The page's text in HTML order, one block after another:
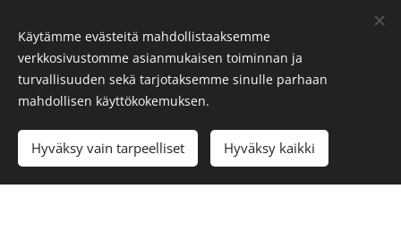
Add to cart
Käytämme evästeitä mahdollistaaksemme
verkkosivustomme asianmukaisen toiminnan ja
turvallisuuden sekä tarjotaksemme sinulle parhaan
mahdollisen käyttökokemuksen.
Hyväksy vain tarpeelliset Hyväksy kaikki